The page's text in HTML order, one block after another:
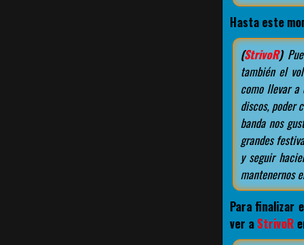
Hasta este
(StrivoR)
también el
como llevar a
discos, poder
banda nos
grandes
y seguir
mantenernos
Para finalizar
ver a StrivoR